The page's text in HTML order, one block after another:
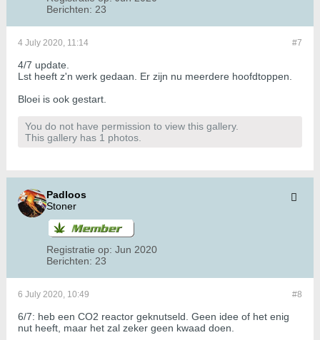
Berichten: 23
#7
4 July 2020, 11:14
4/7 update.
Lst heeft z'n werk gedaan. Er zijn nu meerdere hoofdtoppen.
Bloei is ook gestart.
You do not have permission to view this gallery.
This gallery has 1 photos.
Padloos
Stoner
Registratie op: Jun 2020
Berichten: 23
#8
6 July 2020, 10:49
6/7: heb een CO2 reactor geknutseld. Geen idee of het enig
nut heeft, maar het zal zeker geen kwaad doen.